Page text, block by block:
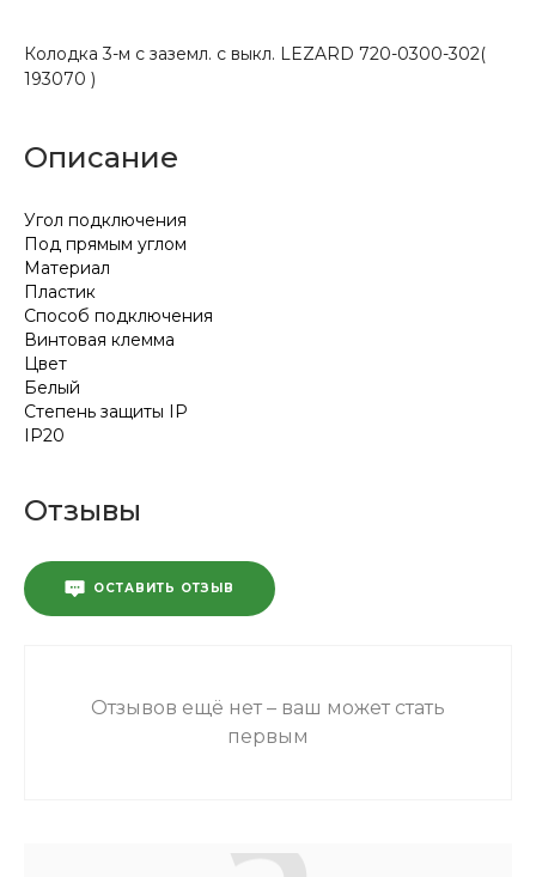
Колодка 3-м с заземл. с выкл. LEZARD 720-0300-302(
193070 )
Описание
Угол подключения
Под прямым углом
Материал
Пластик
Способ подключения
Винтовая клемма
Цвет
Белый
Степень защиты IP
IP20
Отзывы
ОСТАВИТЬ ОТЗЫВ
Отзывов ещё нет – ваш может стать
первым